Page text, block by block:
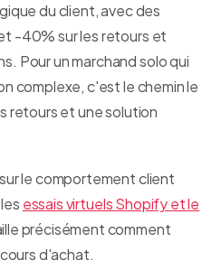
du client, avec des
-40% sur les retours et
Pour un marchand solo qui
complexe, c'est le chemin le
retours et une solution
le comportement client
essais virtuels Shopify et le
précisément comment
d'achat.